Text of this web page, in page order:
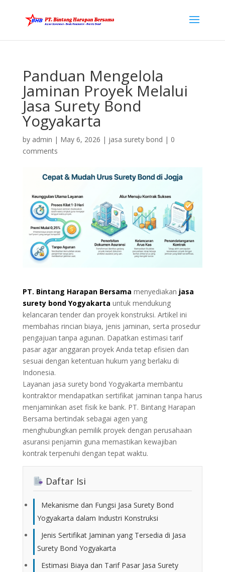
Panduan Mengelola
Jaminan Proyek Melalui
Jasa Surety Bond
Yogyakarta
by admin | May 6, 2026 | jasa surety bond | 0
comments
PT. Bintang Harapan Bersama menyediakan jasa
surety bond Yogyakarta untuk mendukung
kelancaran tender dan proyek konstruksi. Artikel ini
membahas rincian biaya, jenis jaminan, serta prosedur
pengajuan tanpa agunan. Dapatkan estimasi tarif
pasar agar anggaran proyek Anda tetap efisien dan
sesuai dengan ketentuan hukum yang berlaku di
Indonesia.
Layanan jasa surety bond Yogyakarta membantu
kontraktor mendapatkan sertifikat jaminan tanpa harus
menjaminkan aset fisik ke bank. PT. Bintang Harapan
Bersama bertindak sebagai agen yang
menghubungkan pemilik proyek dengan perusahaan
asuransi penjamin guna memastikan kewajiban
kontrak terpenuhi dengan tepat waktu.
Daftar Isi
Mekanisme dan Fungsi Jasa Surety Bond
Yogyakarta dalam Industri Konstruksi
Jenis Sertifikat Jaminan yang Tersedia di Jasa
Surety Bond Yogyakarta
Estimasi Biaya dan Tarif Pasar Jasa Surety